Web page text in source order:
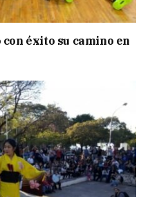
éxito su camino en